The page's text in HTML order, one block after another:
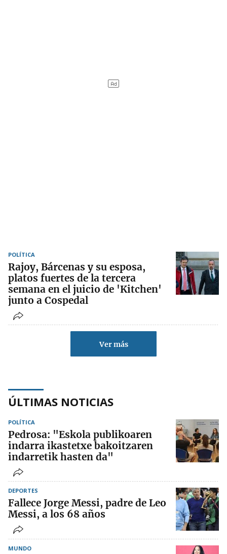
POLÍTICA
Rajoy, Bárcenas y su esposa,
platos fuertes de la tercera
semana en el juicio de 'Kitchen'
junto a Cospedal
Ver más
ÚLTIMAS NOTICIAS
POLÍTICA
Pedrosa: "Eskola publikoaren
indarra ikastetxe bakoitzaren
indarretik hasten da"
DEPORTES
Fallece Jorge Messi, padre de Leo
Messi, a los 68 años
MUNDO